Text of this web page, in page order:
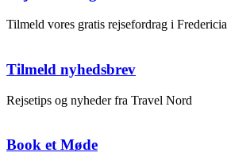
Tilmeld vores gratis rejsefordrag i Fredericia
Tilmeld nyhedsbrev
Rejsetips og nyheder fra Travel Nord
Book et Møde